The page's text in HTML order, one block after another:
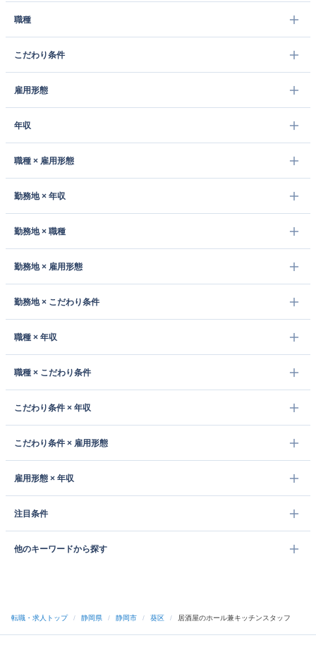
職種
こだわり条件
雇用形態
年収
職種 × 雇用形態
勤務地 × 年収
勤務地 × 職種
勤務地 × 雇用形態
勤務地 × こだわり条件
職種 × 年収
職種 × こだわり条件
こだわり条件 × 年収
こだわり条件 × 雇用形態
雇用形態 × 年収
注目条件
他のキーワードから探す
転職・求人トップ / 静岡県 / 静岡市 / 葵区 / 居酒屋のホール兼キッチンスタッフ